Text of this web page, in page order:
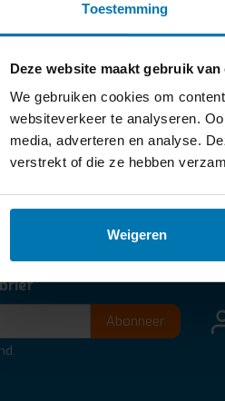
Toestemming
Deze website maakt gebruik van
We gebruiken cookies om
websiteverkeer te analyseren.
media, adverteren en analyse.
verstrekt of die ze hebben
Weigeren
Deze 2x10
sporten. Deze
stabiliteit en
Deze ladder...
€225,00 Excl.
Vergelijk
Altijd gratis
Abonneer